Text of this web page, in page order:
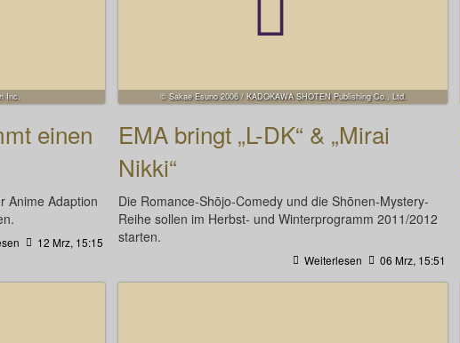
Inc.
einen
Anime Adaption
12 Mrz, 15:15
© Sakae Esuno 2006 / KADOKAWA SHOTEN Publishing Co., Ltd.
EMA bringt „L-DK“ & „Mirai
Nikki“
Die Romance-Shōjo-Comedy und die Shōnen-Mystery-
Reihe sollen im Herbst- und Winterprogramm 2011/2012
starten.
Weiterlesen 06 Mrz, 15:51